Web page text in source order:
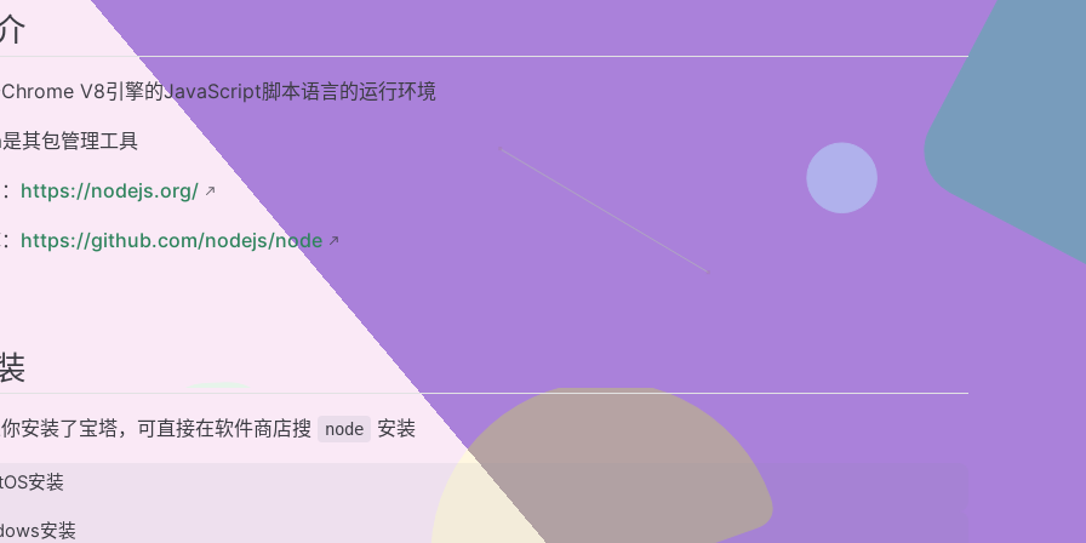
V8引擎的JavaScript脚本语言的运行环境
其包管理工具
https://nodejs.org/
https://github.com/nodejs/node
安装了宝塔，可直接在软件商店搜 node 安装
安装
安装